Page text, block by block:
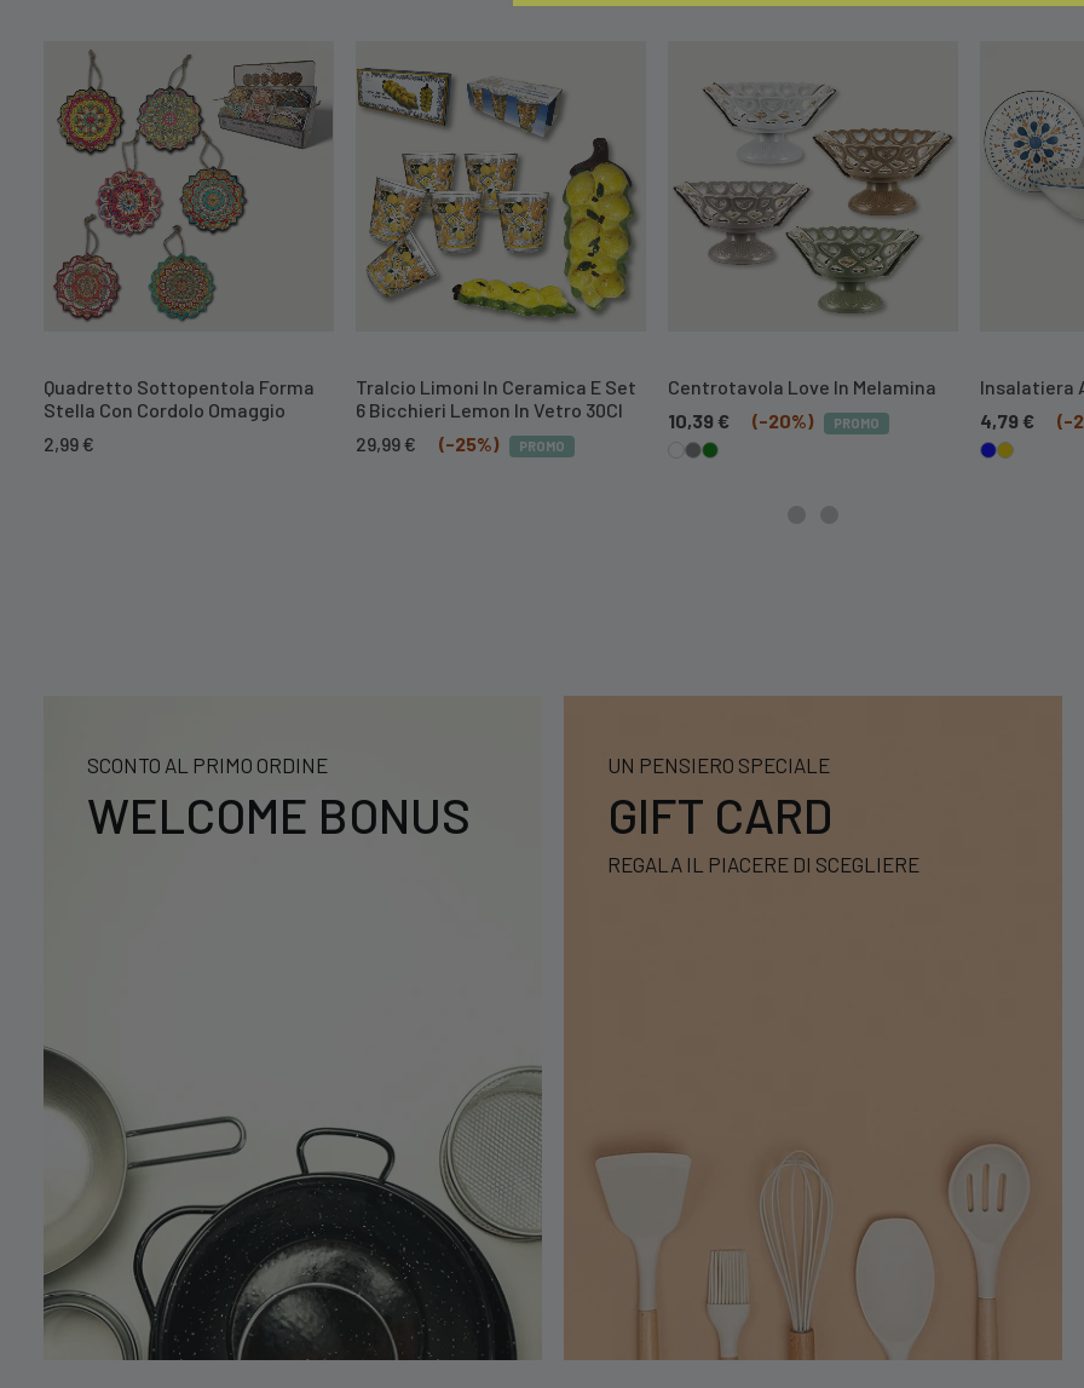
Quadretto Sottopentola Forma
Stella Con Cordolo Omaggio
2,99€
Tralcio Limoni In Ceramica E Set
6 Bicchieri Lemon In Vetro 30Cl
Il
29,99€ (-25%) PROMO
Centrotavola Love In Melamina
10,39 € (-20%) PROMO
Insalatiera
4,79 € (-
SCONTO AL PRIMO ORDINE
WELCOME BONUS
UN PENSIERO SPECIALE
GIFT CARD
REGALA IL PIACERE DI SCEGLIERE